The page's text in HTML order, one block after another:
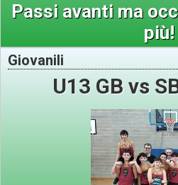
Passi avanti ma
più!
Giovanili
U13 GB vs